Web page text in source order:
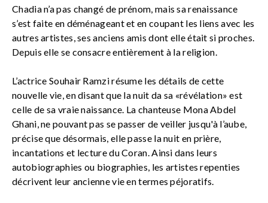
Chadia n’a pas changé de prénom, mais sa renaissance
s’est faite en déménageant et en coupant les liens avec les
autres artistes, ses anciens amis dont elle était si proches.
Depuis elle se consacre entièrement à la religion.
L’actrice Souhair Ramzi résume les détails de cette
nouvelle vie, en disant que la nuit da sa «révélation» est
celle de sa vraie naissance. La chanteuse Mona Abdel
Ghani, ne pouvant pas se passer de veiller jusqu'à l’aube,
précise que désormais, elle passe la nuit en prière,
incantations et lecture du Coran. Ainsi dans leurs
autobiographies ou biographies, les artistes repenties
décrivent leur ancienne vie en termes péjoratifs.